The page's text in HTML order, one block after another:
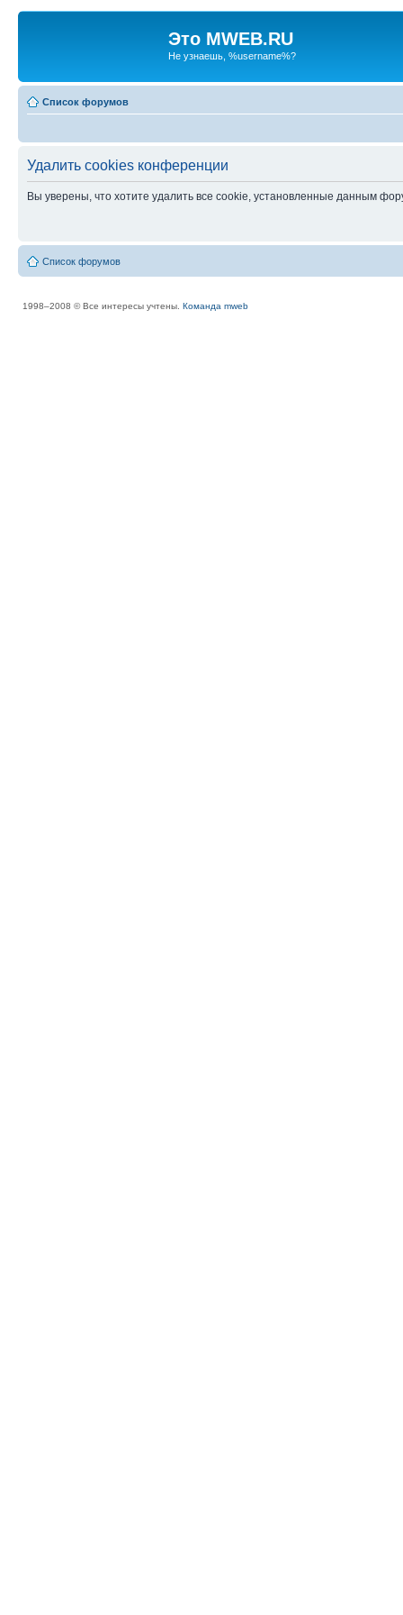
Это MWEB.RU
Не узнаешь, %username%?
Список форумов
Удалить cookies конференции
Вы уверены, что хотите удалить все cookie, установленные данным
Список форумов
1998–2008 © Все интересы учтены. Команда mweb